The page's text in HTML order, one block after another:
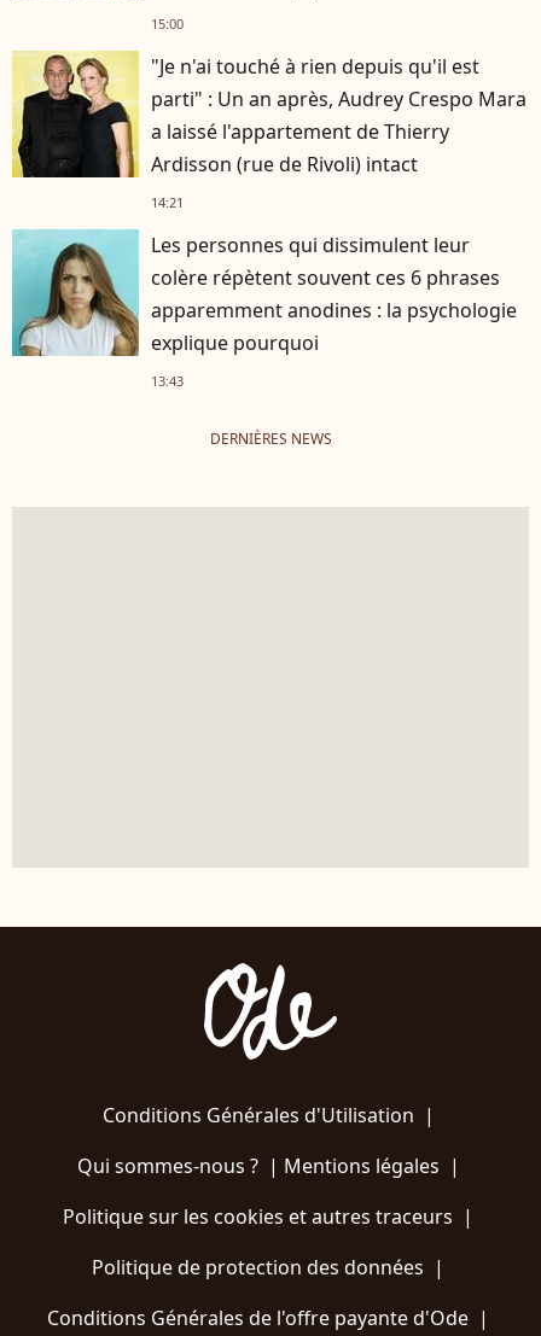
15:00
"Je n'ai touché à rien depuis qu'il est
parti" : Un an après, Audrey Crespo Mara
a laissé l'appartement de Thierry
Ardisson (rue de Rivoli) intact
14:21
Les personnes qui dissimulent leur
colère répètent souvent ces 6 phrases
apparemment anodines : la psychologie
explique pourquoi
13:43
DERNIÈRES NEWS
Conditions Générales d'Utilisation |
Qui sommes-nous ?| Mentions légales |
Politique sur les cookies et autres traceurs |
Politique de protection des données |
Conditions Générales de l'offre payante d'Ode |